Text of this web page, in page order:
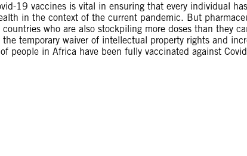
19 vaccines is vital in ensuring that every individual
in the context of the current pandemic. But
who are also stockpiling more doses than they
temporary waiver of intellectual property rights and
people in Africa have been fully vaccinated against